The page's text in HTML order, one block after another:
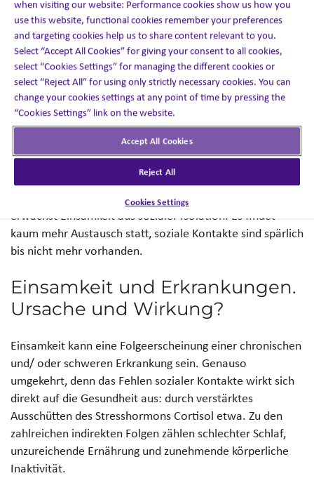
Eingebettet in eine gesunde und stabile Umgebung
sozialer Kontakte ermöglicht das positive Gefühl von
wohltuendem Alleinsein Momente der Stille und
Entspannung.
Einsamkeit hingegen ist ein subjektiv empfundener,
emotional negativ besetzter Mangel. Im Rahmen
mancher Erkrankungen, der Depression beispielsweise,
besteht das Gefühl der Einsamkeit unabhängig von den
tatsächlichen sozialen Kontakten. Häufig jedoch
erwächst Einsamkeit aus sozialer Isolation. Es findet
kaum mehr Austausch statt, soziale Kontakte sind spärlich
bis nicht mehr vorhanden.
Einsamkeit und Erkrankungen.
Ursache und Wirkung?
Einsamkeit kann eine Folgeerscheinung einer chronischen
und/ oder schweren Erkrankung sein. Genauso
umgekehrt, denn das Fehlen sozialer Kontakte wirkt sich
direkt auf die Gesundheit aus: durch verstärktes
Ausschütten des Stresshormons Cortisol etwa. Zu den
zahlreichen indirekten Folgen zählen schlechter Schlaf,
unzureichende Ernährung und zunehmende körperliche
Inaktivität.
when visiting our website: Performance cookies show us how you
use this website, functional cookies remember your preferences
and targeting cookies help us to share content relevant to you.
Select “Accept All Cookies” for giving your consent to all cookies,
select “Cookies Settings” for managing the different cookies or
select “Reject All” for using only strictly necessary cookies. You can
change your cookies settings at any point of time by pressing the
“Cookies Settings” link on the website.
Accept All Cookies
Reject All
Cookies Settings